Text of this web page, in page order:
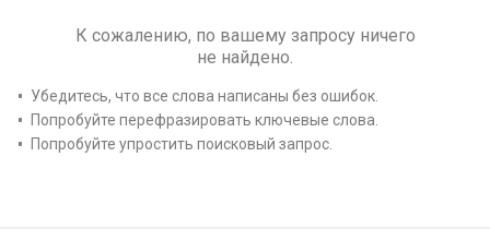
К сожалению, по вашему запросу ничего
не найдено.
Убедитесь, что все слова написаны без ошибок.
Попробуйте перефразировать ключевые слова.
Попробуйте упростить поисковый запрос.